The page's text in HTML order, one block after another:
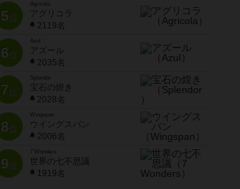
5位
Agricola
アグリコラ
2119名
6位
Azul
アズール
2035名
7位
宝石の煌き
2028名
8位
Wingspan
ウイングスパン
2006名
9位
7 Wonders
世界の七不思議
1919名